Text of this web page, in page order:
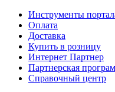
Инструменты
Оплата
Доставка
Купить в розницу
Интернет Партнер
Партнерская
Справочный центр